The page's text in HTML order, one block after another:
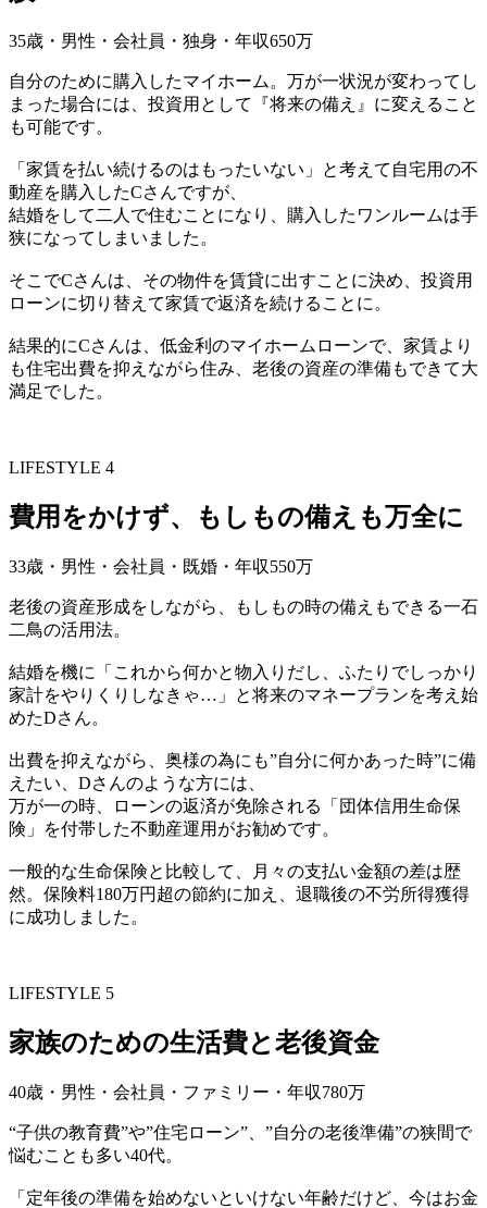
35歳・男性・会社員・独身・年収650万
自分のために購入したマイホーム。万が一状況が変わってし
まった場合には、投資用として『将来の備え』に変えること
も可能です。
「家賃を払い続けるのはもったいない」と考えて自宅用の不
動産を購入したCさんですが、
結婚をして二人で住むことになり、購入したワンルームは手
狭になってしまいました。
そこでCさんは、その物件を賃貸に出すことに決め、投資用
ローンに切り替えて家賃で返済を続けることに。
結果的にCさんは、低金利のマイホームローンで、家賃より
も住宅出費を抑えながら住み、老後の資産の準備もできて大
満足でした。
LIFESTYLE 4
費用をかけず、もしもの備えも万全に
33歳・男性・会社員・既婚・年収550万
老後の資産形成をしながら、もしもの時の備えもできる一石
二鳥の活用法。
結婚を機に「これから何かと物入りだし、ふたりでしっかり
家計をやりくりしなきゃ…」と将来のマネープランを考え始
めたDさん。
出費を抑えながら、奥様の為にも”自分に何かあった時”に備
えたい、Dさんのような方には、
万が一の時、ローンの返済が免除される「団体信用生命保
険」を付帯した不動産運用がお勧めです。
一般的な生命保険と比較して、月々の支払い金額の差は歴
然。保険料180万円超の節約に加え、退職後の不労所得獲得
に成功しました。
LIFESTYLE 5
家族のための生活費と老後資金
40歳・男性・会社員・ファミリー・年収780万
“子供の教育費”や”住宅ローン”、”自分の老後準備”の狭間で
悩むことも多い40代。
「定年後の準備を始めないといけない年齢だけど、今はお金